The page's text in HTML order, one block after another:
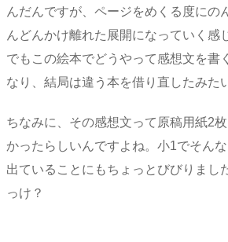
んだんですが、ページをめくる度にの
んどんかけ離れた展開になっていく感
でもこの絵本でどうやって感想文を書
なり、結局は違う本を借り直したみた
ちなみに、その感想文って原稿用紙2
かったらしいんですよね。小1でそん
出ていることにもちょっとびびりまし
っけ？